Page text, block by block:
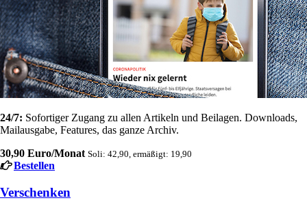
24/7: Sofortiger Zugang zu allen Artikeln und Beilagen. Downloads,
Mailausgabe, Features, das ganze Archiv.
30,90 Euro/Monat Soli: 42,90, ermäßigt: 19,90
Bestellen
Verschenken